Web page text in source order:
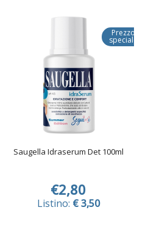
Prezzo
speciale
Saugella Idraserum Det 100ml
€2,80
Listino: € 3,50